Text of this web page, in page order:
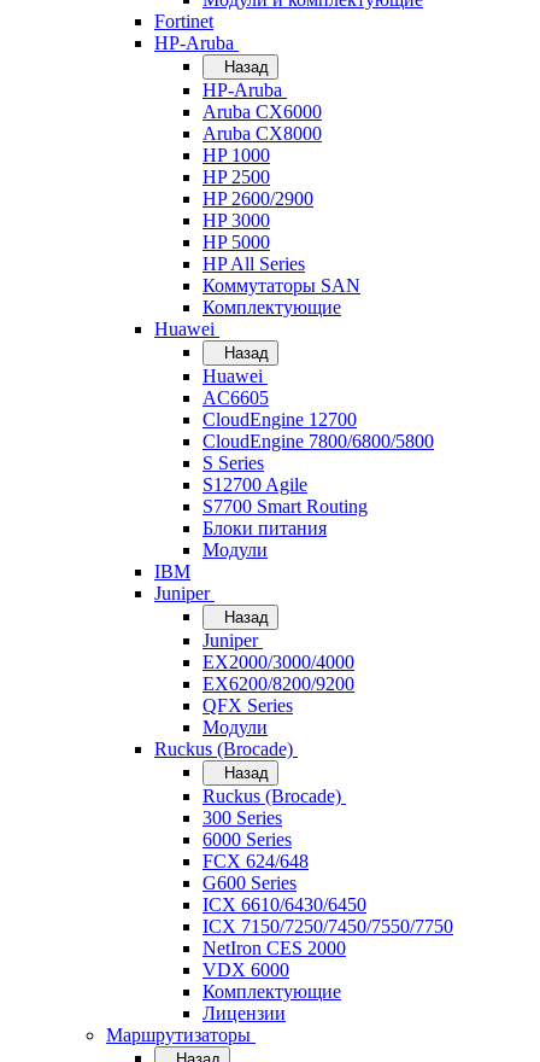
Fortinet
HP-Aruba
Назад
HP-Aruba
Aruba CX6000
Aruba CX8000
HP 1000
HP 2500
HP 2600/2900
HP 3000
HP 5000
HP All Series
Коммутаторы SAN
Комплектующие
Huawei
Назад
Huawei
AC6605
CloudEngine 12700
CloudEngine 7800/6800/5800
S Series
S12700 Agile
S7700 Smart Routing
Блоки питания
Модули
IBM
Juniper
Назад
Juniper
EX2000/3000/4000
EX6200/8200/9200
QFX Series
Модули
Ruckus (Brocade)
Назад
Ruckus (Brocade)
300 Series
6000 Series
FCX 624/648
G600 Series
ICX 6610/6430/6450
ICX 7150/7250/7450/7550/7750
NetIron CES 2000
VDX 6000
Комплектующие
Лицензии
Маршрутизаторы